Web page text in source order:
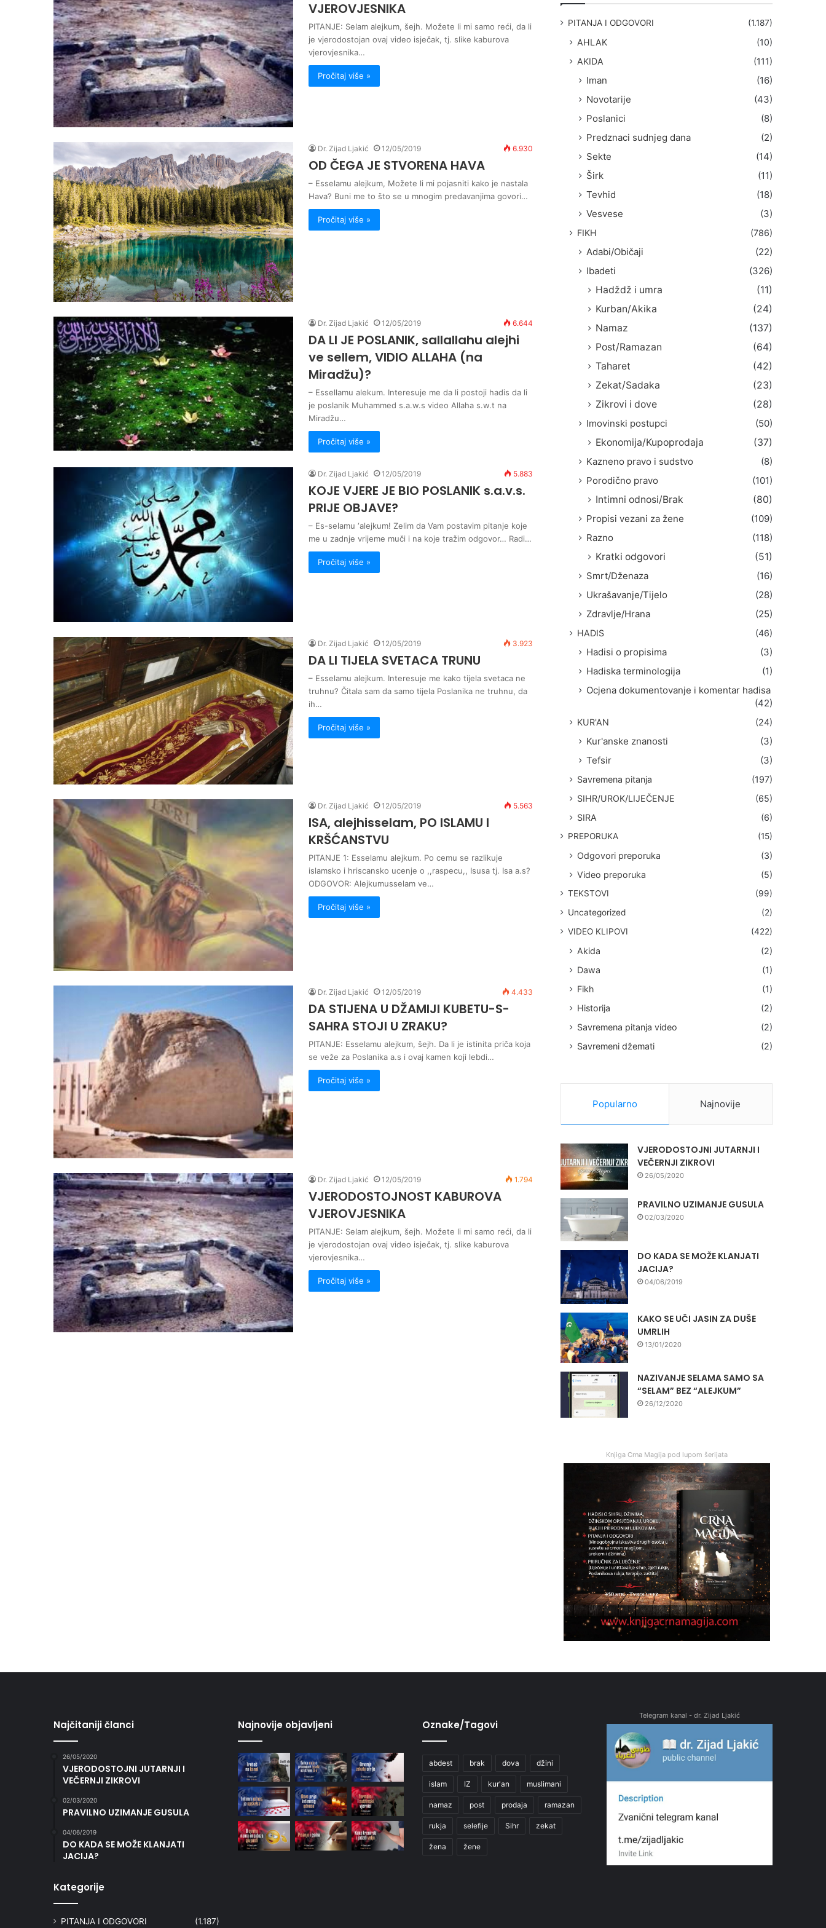
VJEROVJESNIKA
PITANJE: Selam alejkum, šejh. Možete li mi samo reći, da li
je vjerodostojan ovaj video isječak, tj. slike kaburova
vjerovjesnika…
Pročitaj više »
Dr. Zijad Ljakić 12/05/2019 6.930
OD ČEGA JE STVORENA HAVA
– Esselamu alejkum, Možete li mi pojasniti kako je nastala
Hava? Buni me to što se u mnogim predavanjima govori…
Pročitaj više »
Dr. Zijad Ljakić 12/05/2019 6.644
DA LI JE POSLANIK, sallallahu alejhi
ve sellem, VIDIO ALLAHA (na
Miradžu)?
– Essellamu alekum. Interesuje me da li postoji hadis da li
je poslanik Muhammed s.a.w.s video Allaha s.w.t na
Miradžu…
Pročitaj više »
Dr. Zijad Ljakić 12/05/2019 5.883
KOJE VJERE JE BIO POSLANIK s.a.v.s.
PRIJE OBJAVE?
– Es-selamu ‘alejkum! Zelim da Vam postavim pitanje koje
me u zadnje vrijeme muči i na koje tražim odgovor… Radi…
Pročitaj više »
Dr. Zijad Ljakić 12/05/2019 3.923
DA LI TIJELA SVETACA TRUNU
– Esselamu alejkum. Interesuje me kako tijela svetaca ne
truhnu? Čitala sam da samo tijela Poslanika ne truhnu, da
ih…
Pročitaj više »
Dr. Zijad Ljakić 12/05/2019 5.563
ISA, alejhisselam, PO ISLAMU I
KRŠĆANSTVU
PITANJE 1: Esselamu alejkum. Po cemu se razlikuje
islamsko i hriscansko ucenje o ,,raspecu,, Isusa tj. Isa a.s?
ODGOVOR: Alejkumusselam ve…
Pročitaj više »
Dr. Zijad Ljakić 12/05/2019 4.433
DA STIJENA U DŽAMIJI KUBETU-S-
SAHRA STOJI U ZRAKU?
PITANJE: Esselamu alejkum, šejh. Da li je istinita priča koja
se veže za Poslanika a.s i ovaj kamen koji lebdi…
Pročitaj više »
Dr. Zijad Ljakić 12/05/2019 1.794
VJERODOSTOJNOST KABUROVA
VJEROVJESNIKA
PITANJE: Selam alejkum, šejh. Možete li mi samo reći, da li
je vjerodostojan ovaj video isječak, tj. slike kaburova
vjerovjesnika…
Pročitaj više »
PITANJA I ODGOVORI (1.187)
AHLAK
(10)
AKIDA
(111)
Iman
(16)
Novotarije
(43)
Poslanici
(8)
Predznaci sudnjeg dana
(2)
Sekte
(14)
Širk
(11)
Tevhid
(18)
Vesvese
(3)
FIKH (786)
Adabi/Običaji
(22)
Ibadeti
(326)
Hadždž i umra
(11)
Kurban/Akika
(24)
Namaz
(137)
Post/Ramazan
(64)
Taharet
(42)
Zekat/Sadaka
(23)
Zikrovi i dove
(28)
Imovinski postupci
(50)
Ekonomija/Kupoprodaja
(37)
Kazneno pravo i sudstvo
(8)
Porodično pravo
(101)
Intimni odnosi/Brak
(80)
Propisi vezani za žene
(109)
Razno
(118)
Kratki odgovori
(51)
Smrt/Dženaza
(16)
Ukrašavanje/Tijelo
(28)
Zdravlje/Hrana
(25)
HADIS (46)
Hadisi o propisima
(3)
Hadiska terminologija
(1)
Ocjena dokumentovanje i komentar hadisa
(42)
KUR'AN (24)
Kur'anske znanosti
(3)
Tefsir
(3)
Savremena pitanja
(197)
SIHR/UROK/LIJEČENJE
(65)
SIRA
(6)
PREPORUKA (15)
Odgovori preporuka
(3)
Video preporuka
(5)
TEKSTOVI
(99)
Uncategorized
(2)
VIDEO KLIPOVI
(422)
Akida
(2)
Dawa
(1)
Fikh
(1)
Historija
(2)
Savremena pitanja video
(2)
Savremeni džemati
(2)
Popularno Najnovije
VJERODOSTOJNI JUTARNJI I
VEČERNJI ZIKROVI
26/05/2020
PRAVILNO UZIMANJE GUSULA
02/03/2020
DO KADA SE MOŽE KLANJATI
JACIJA?
04/06/2019
KAKO SE UČI JASIN ZA DUŠE
UMRLIH
13/01/2020
NAZIVANJE SELAMA SAMO SA
“SELAM” BEZ “ALEJKUM”
26/12/2020
Knjiga Crna Magija pod lupom šerijata
Najčitaniji članci
26/05/2020
VJERODOSTOJNI JUTARNJI I
VEČERNJI ZIKROVI
02/03/2020
PRAVILNO UZIMANJE GUSULA
04/06/2019
DO KADA SE MOŽE KLANJATI
JACIJA?
Kategorije
PITANJA I ODGOVORI (1.187)
Najnovije objavljeni Oznake/Tagovi
abdest brak dova džini
islam IZ kur'an muslimani
namaz post prodaja ramazan
rukja selefije Sihr zekat
žena žene
Telegram kanal - dr. Zijad Ljakić